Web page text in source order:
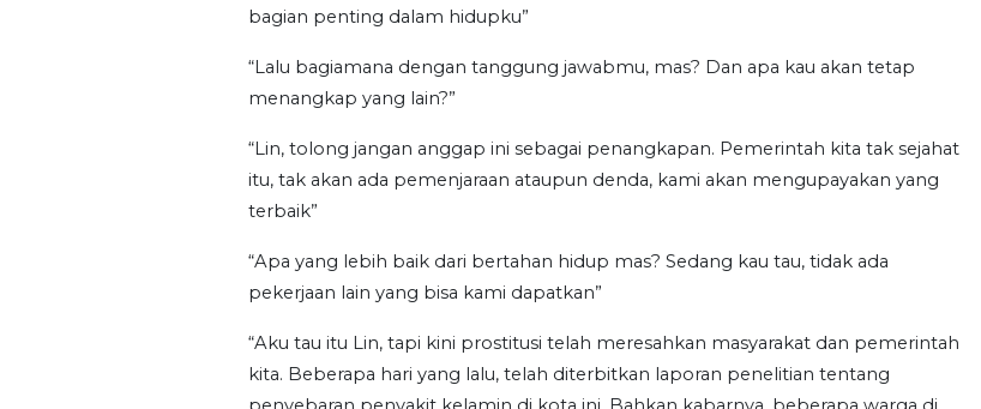
bagian penting dalam hidupku”
“Lalu bagiamana dengan tanggung jawabmu, mas? Dan apa kau akan tetap
menangkap yang lain?”
“Lin, tolong jangan anggap ini sebagai penangkapan. Pemerintah kita tak sejahat
itu, tak akan ada pemenjaraan ataupun denda, kami akan mengupayakan yang
terbaik”
“Apa yang lebih baik dari bertahan hidup mas? Sedang kau tau, tidak ada
pekerjaan lain yang bisa kami dapatkan”
“Aku tau itu Lin, tapi kini prostitusi telah meresahkan masyarakat dan pemerintah
kita. Beberapa hari yang lalu, telah diterbitkan laporan penelitian tentang